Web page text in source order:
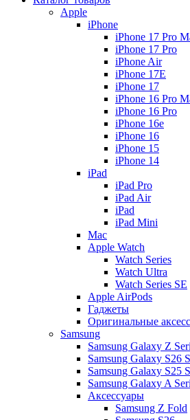
Apple
iPhone
iPhone 17 Pro
iPhone 17 Pro
iPhone Air
iPhone 17E
iPhone 17
iPhone 16 Pro
iPhone 16 Pro
iPhone 16e
iPhone 16
iPhone 15
iPhone 14
iPad
iPad Pro
iPad Air
iPad
iPad Mini
Mac
Apple Watch
Watch Series
Watch Ultra
Watch Series SE
Apple AirPods
Гаджеты
Оригинальные
Samsung
Samsung Galaxy Z
Samsung Galaxy S26
Samsung Galaxy S25
Samsung Galaxy A
Аксессуары
Samsung Z Fold